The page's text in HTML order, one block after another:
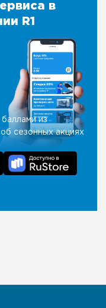
в
R1
из
сезонных акциях